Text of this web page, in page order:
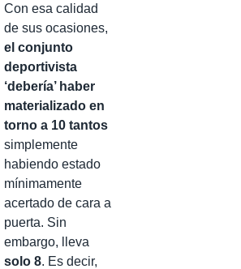
Con esa calidad
de sus ocasiones,
el conjunto
deportivista
‘debería’ haber
materializado en
torno a 10 tantos
simplemente
habiendo estado
mínimamente
acertado de cara a
puerta. Sin
embargo, lleva
solo 8. Es decir,